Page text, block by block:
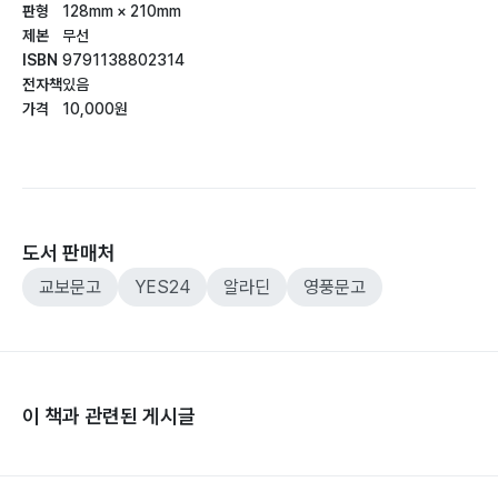
판형
제본
ISBN
전자책
가격
128mm × 210mm
무선
9791138802314
있음
10,000원
도서 판매처
교보문고 YES24 알라딘 영풍문고
이 책과 관련된 게시글